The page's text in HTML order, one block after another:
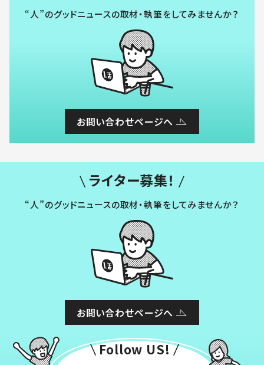
“人”のグッドニュースの取材・執筆をしてみませんか？
お問い合わせページへ
ライター募集！
“人”のグッドニュースの取材・執筆をしてみませんか？
お問い合わせページへ
Follow US!